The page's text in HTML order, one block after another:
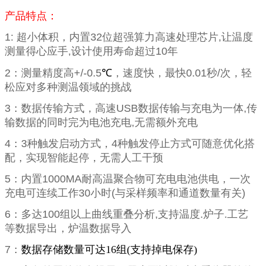
产品特点：
1: 超小体积，内置32位超强算力高速处理芯片,让温度
测量得心应手,设计使用寿命超过10年
2 ：测量精度高+/-0.5℃ ，速度快，最快0.01秒/次，轻
松应对多种测温领域的挑战
3 ：数据传输方式，高速USB数据传输与充电为一体,传
输数据的同时完为电池充电,无需额外充电
4 ： 3种触发启动方式， 4种触发停止方式可随意优化搭
配，实现智能起停，无需人工干预
5 ：内置1000MA耐高温聚合物可充电电池供电，一次
充电可连续工作30小时(与采样频率和通道数量有关)
6 ：多达100组以上曲线重叠分析,支持温度.炉子.工艺
等数据导出，炉温数据导入
7 ： 数据存储数量可达16组(支持掉电保存)